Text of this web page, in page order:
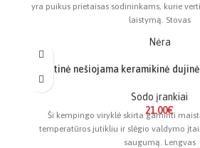
yra puikus prietaisas sodininkams, kurie
laistymą. Stovas
Nėra
Turistinė nešiojama keramikinė
Sodo įrankiai
21.00€
Ši kempingo viryklė skirta gaminti
temperatūros jutikliu ir slėgio valdymo
saugumą. Lengvas